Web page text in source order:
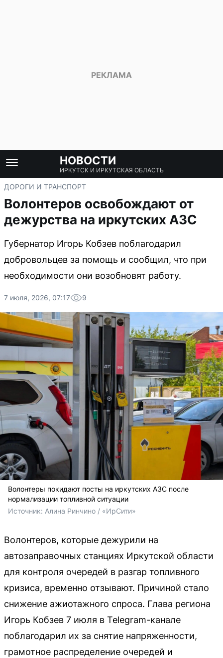
НОВОСТИ
ИРКУТСК И ИРКУТСКАЯ ОБЛАСТЬ
ДОРОГИ И ТРАНСПОРТ
Волонтеров освобождают от
дежурства на иркутских АЗС
Губернатор Игорь Кобзев поблагодарил
добровольцев за помощь и сообщил, что при
необходимости они возобновят работу.
7 июля, 2026, 07:17 9
Волонтеры покидают посты на иркутских АЗС после
нормализации топливной ситуации
Источник: Алина Ринчино / «ИрСити»
Волонтеров, которые дежурили на
автозаправочных станциях Иркутской области
для контроля очередей в разгар топливного
кризиса, временно отзывают. Причиной стало
снижение ажиотажного спроса. Глава региона
Игорь Кобзев 7 июля в Telegram-канале
поблагодарил их за снятие напряженности,
грамотное распределение очередей и